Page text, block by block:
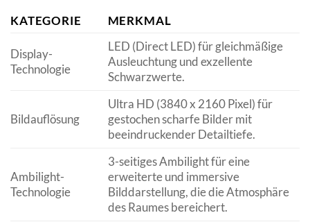
KATEGORIE MERKMAL
Display-
Technologie
LED (Direct LED) für gleichmäßige
Ausleuchtung und exzellente
Schwarzwerte.
Bildauflösung
Ultra HD (3840 x 2160 Pixel) für
gestochen scharfe Bilder mit
beeindruckender Detailtiefe.
Ambilight-
Technologie
3-seitiges Ambilight für eine
erweiterte und immersive
Bilddarstellung, die die Atmosphäre
des Raumes bereichert.